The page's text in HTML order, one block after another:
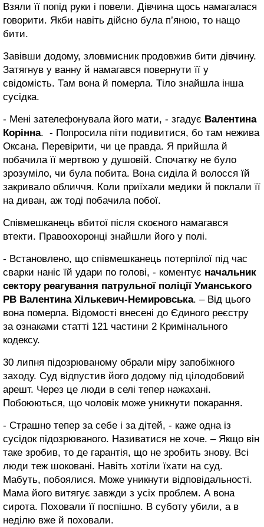
Взяли її попід руки і повели. Дівчина щось намагалася
говорити. Якби навіть дійсно була п’яною, то нащо
бити.
Завівши додому, зловмисник продовжив бити дівчину.
Затягнув у ванну й намагався повернути її у
свідомість. Там вона й померла. Тіло знайшла інша
сусідка.
- Мені зателефонувала його мати, - згадує Валентина
Корінна. - Попросила піти подивитися, бо там нежива
Оксана. Перевірити, чи це правда. Я прийшла й
побачила її мертвою у душовій. Спочатку не було
зрозуміло, чи була побита. Вона сиділа й волосся їй
закривало обличчя. Коли приїхали медики й поклали її
на диван, аж тоді побачила побої.
Співмешканець вбитої після скоєного намагався
втекти. Правоохоронці знайшли його у полі.
- Встановлено, що співмешканець потерпілої під час
сварки наніс їй удари по голові, - коментує начальник
сектору реагування патрульної поліції Уманського
РВ Валентина Хількевич-Немировська. – Від цього
вона померла. Відомості внесені до Єдиного реєстру
за ознаками статті 121 частини 2 Кримінального
кодексу.
30 липня підозрюваному обрали міру запобіжного
заходу. Суд відпустив його додому під цілодобовий
арешт. Через це люди в селі тепер нажахані.
Побоюються, що чоловік може уникнути покарання.
- Страшно тепер за себе і за дітей, - каже одна із
сусідок підозрюваного. Називатися не хоче. – Якщо він
таке зробив, то де гарантія, що не зробить знову. Всі
люди теж шоковані. Навіть хотіли їхати на суд.
Мабуть, побоялися. Може уникнути відповідальності.
Мама його витягує завжди з усіх проблем. А вона
сирота. Поховали її поспішно. В суботу убили, а в
неділю вже й поховали.